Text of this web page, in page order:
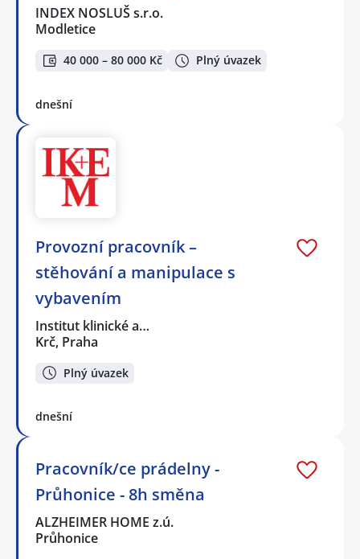
INDEX NOSLUŠ s.r.o.
Modletice
40 000 – 80 000 Kč Plný úvazek
dnešní
Provozní pracovník –
stěhování a manipulace s
vybavením
Institut klinické a…
Krč, Praha
Plný úvazek
dnešní
Pracovník/ce prádelny -
Průhonice - 8h směna
ALZHEIMER HOME z.ú.
Průhonice